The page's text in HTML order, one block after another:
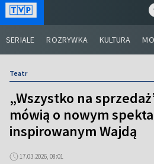
SERIALE ROZRYWKA KULTURA
Teatr
„Wszystko na
mówią o nowym
inspirowanym Wajdą
17.03.2026, 08:01